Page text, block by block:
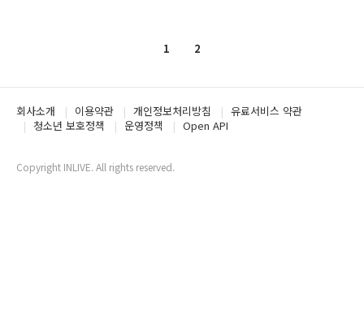
1 2
회사소개 이용약관 개인정보처리방침
유료서비스 약관
청소년 보호정책
운영정책 Open API
Copyright INLIVE. All rights reserved.